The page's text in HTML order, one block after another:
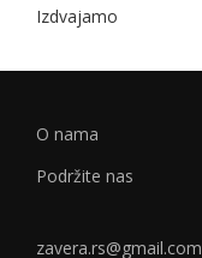
Izdvajamo
O nama
Podržite nas
zavera.rs@gmail.com